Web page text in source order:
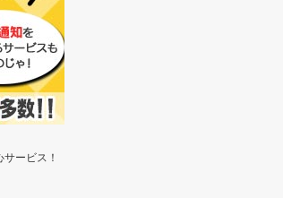
ービス！